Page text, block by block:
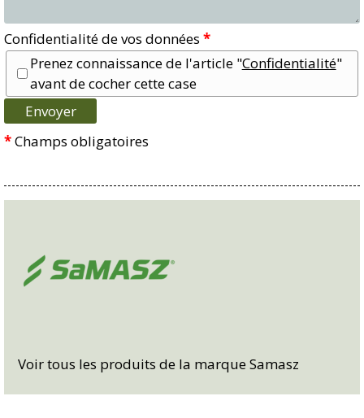
Confidentialité de vos données *
Prenez connaissance de l'article "Confidentialité"
avant de cocher cette case
*Champs obligatoires
Voir tous les produits de la marque Samasz